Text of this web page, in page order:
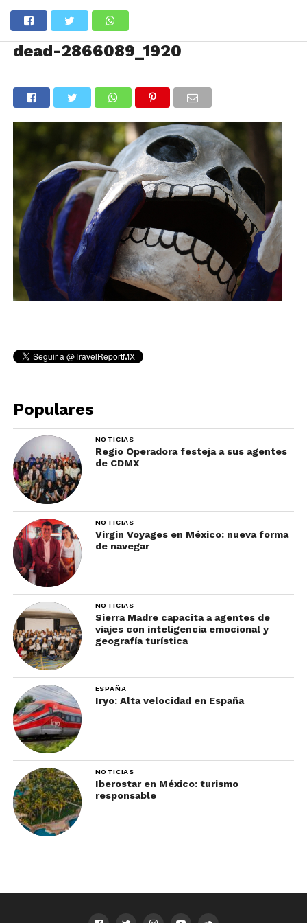
dead-2866089_1920
Populares
NOTICIAS
Regio Operadora festeja a sus agentes
de CDMX
NOTICIAS
Virgin Voyages en México: nueva forma
de navegar
NOTICIAS
Sierra Madre capacita a agentes de
viajes con inteligencia emocional y
geografía turística
ESPAÑA
Iryo: Alta velocidad en España
NOTICIAS
Iberostar en México: turismo
responsable